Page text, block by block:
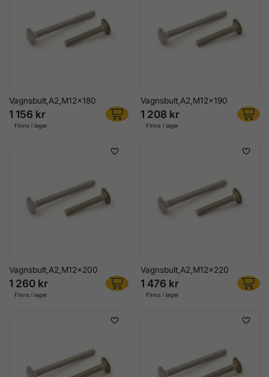
Vagnsbult,A2,M12x180
1 156 kr
Finns i lager
Vagnsbult,A2,M12x190
1 208 kr
Finns i lager
Vagnsbult,A2,M12x200
1 260 kr
Finns i lager
Vagnsbult,A2,M12x220
1 476 kr
Finns i lager